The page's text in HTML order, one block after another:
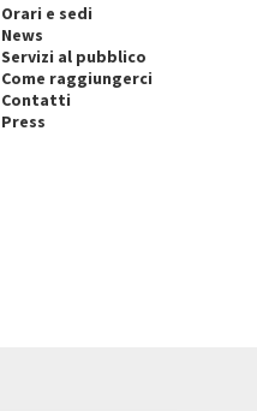
Orari e sedi
News
Servizi al pubblico
Come raggiungerci
Contatti
Press